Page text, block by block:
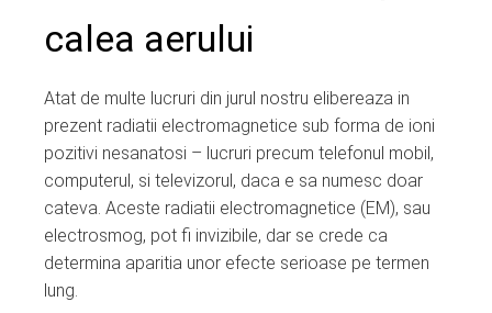
calea aerului
Atat de multe lucruri din jurul nostru elibereaza in
prezent radiatii electromagnetice sub forma de ioni
pozitivi nesanatosi – lucruri precum telefonul mobil,
computerul, si televizorul, daca e sa numesc doar
cateva. Aceste radiatii electromagnetice (EM), sau
electrosmog, pot fi invizibile, dar se crede ca
determina aparitia unor efecte serioase pe termen
lung.